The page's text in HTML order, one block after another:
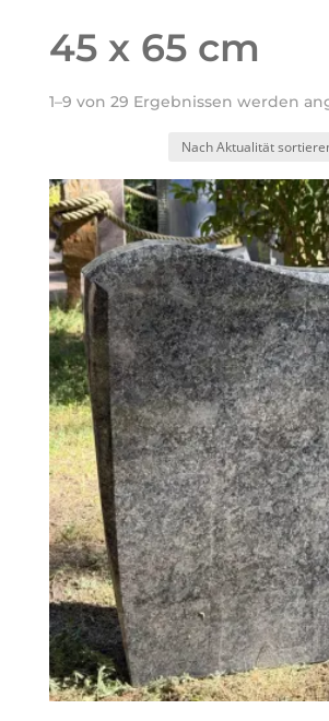
45 x 65 cm
1–9 von 29 Ergebnissen werden